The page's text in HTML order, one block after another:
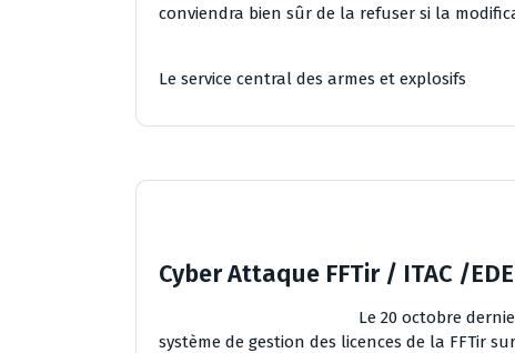
conviendra bien sûr de la refuser si la
Le service central des armes et explosifs
Cyber Attaque FFTir / ITAC /
Le 20 octobre
système de gestion des licences de la FFTir sur